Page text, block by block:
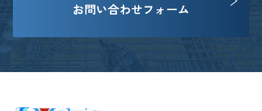
お問い合わせフォーム